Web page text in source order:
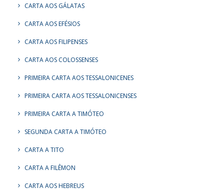
CARTA AOS GÁLATAS
CARTA AOS EFÉSIOS
CARTA AOS FILIPENSES
CARTA AOS COLOSSENSES
PRIMEIRA CARTA AOS TESSALONICENES
PRIMEIRA CARTA AOS TESSALONICENSES
PRIMEIRA CARTA A TIMÓTEO
SEGUNDA CARTA A TIMÓTEO
CARTA A TITO
CARTA A FILÊMON
CARTA AOS HEBREUS